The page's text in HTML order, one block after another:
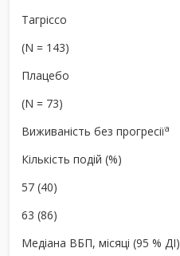
Тагріссо
(N = 143)
Плацебо
(N = 73)
Виживаність без прогресіїa
Кількість подій (%)
57 (40)
63 (86)
Медіана ВБП, місяці (95 % ДІ)